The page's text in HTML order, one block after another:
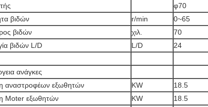
φ70
βιδών
r/min 0~65
βιδών
χιλ. 70
βιδών L/D
L/D 24
ανάγκες
αναστροφέων εξωθητών
KW 18.5
Moter εξωθητών
KW 18.5